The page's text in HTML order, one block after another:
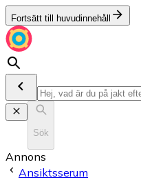
Fortsätt till huvudinnehåll
Sök
Annons
Ansiktsserum